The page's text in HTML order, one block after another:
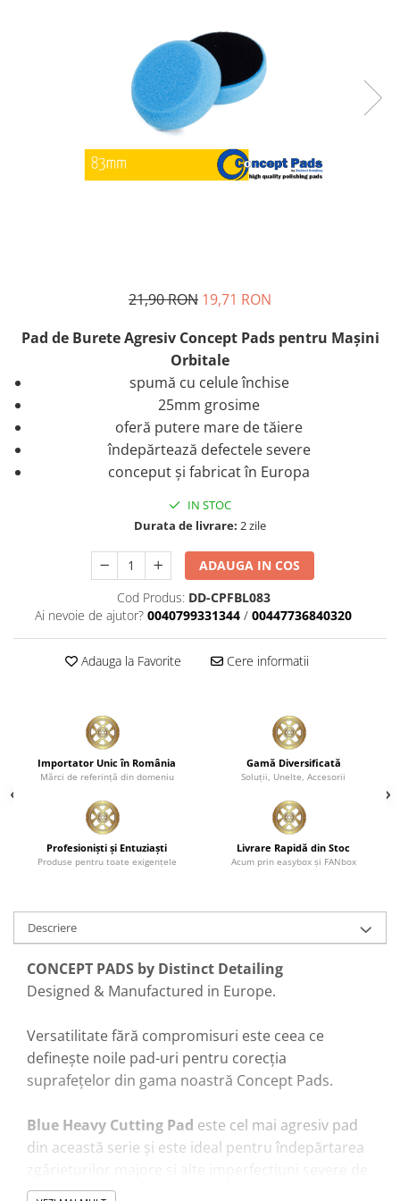
21,90 RON 19,71 RON
Pad de Burete Agresiv Concept Pads pentru Maşini
Orbitale
spumă cu celule închise
25mm grosime
oferă putere mare de tăiere
îndepărtează defectele severe
conceput şi fabricat în Europa
IN STOC
Durata de livrare: 2 zile
ADAUGA IN COS
Cod Produs: DD-CPFBL083
Ai nevoie de ajutor? 0040799331344 / 00447736840320
Adauga la Favorite Cere informatii
Importator Unic în România
Mărci de referinţă din domeniu
Gamă Diversificată
Soluţii, Unelte, Accesorii
Profesionişti şi Entuziaşti
Produse pentru toate exigenţele
Livrare Rapidă din Stoc
Acum prin easybox şi FANbox
Descriere
CONCEPT PADS by Distinct Detailing
Designed & Manufactured in Europe.
Versatilitate fără compromisuri este ceea ce
definește noile pad-uri pentru corecția
suprafețelor din gama noastră Concept Pads.
Blue Heavy Cutting Pad este cel mai agresiv pad
din această serie și este ideal pentru îndepărtarea
pe suprafețe.